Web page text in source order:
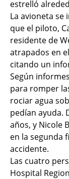
estrelló
La avioneta se
que el piloto,
residente de
atrapados en
citando un
Según
para romper
rociar agua
pedían ayuda.
años, y Nicole
en la segunda
accidente.
Las cuatro
Hospital